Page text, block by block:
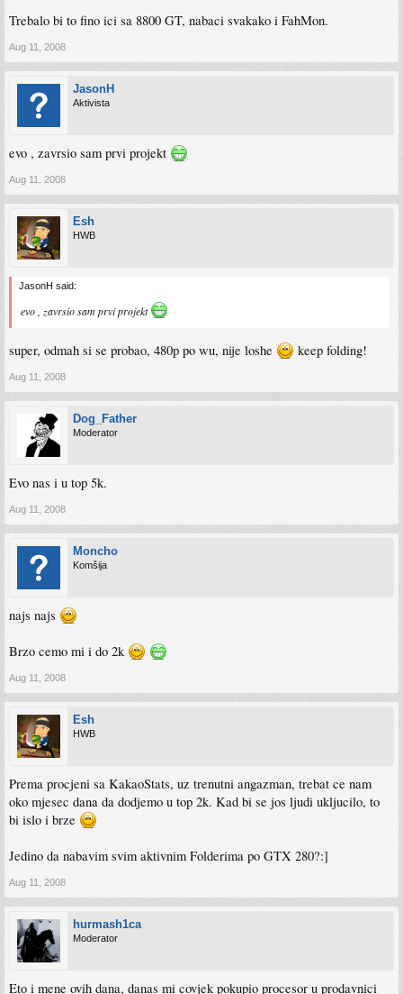
Trebalo bi to fino ici sa 8800 GT, nabaci svakako i FahMon.
Aug 11, 2008
JasonH
Aktivista
evo , zavrsio sam prvi projekt
Aug 11, 2008
Esh
HWB
JasonH said:
evo , zavrsio sam prvi projekt
super, odmah si se probao, 480p po wu, nije loshe keep folding!
Aug 11, 2008
Dog_Father
Moderator
Evo nas i u top 5k.
Aug 11, 2008
Moncho
Komšija
najs najs
Brzo cemo mi i do 2k
Aug 11, 2008
Esh
HWB
Prema procjeni sa KakaoStats, uz trenutni angazman, trebat ce nam
oko mjesec dana da dodjemo u top 2k. Kad bi se jos ljudi ukljucilo, to
bi islo i brze
Jedino da nabavim svim aktivnim Folderima po GTX 280?:]
Aug 11, 2008
hurmash1ca
Moderator
Eto i mene ovih dana, danas mi covjek pokupio procesor u prodavnici